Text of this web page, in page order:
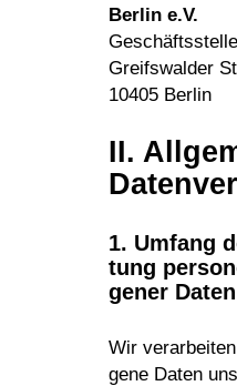
Berlin e.V.
Greifs­walder
10405 Berlin
II.
1. Umfang
tung
gener Daten
Wir
gene Daten